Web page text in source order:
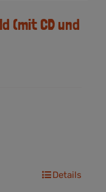
(mit CD und
Details